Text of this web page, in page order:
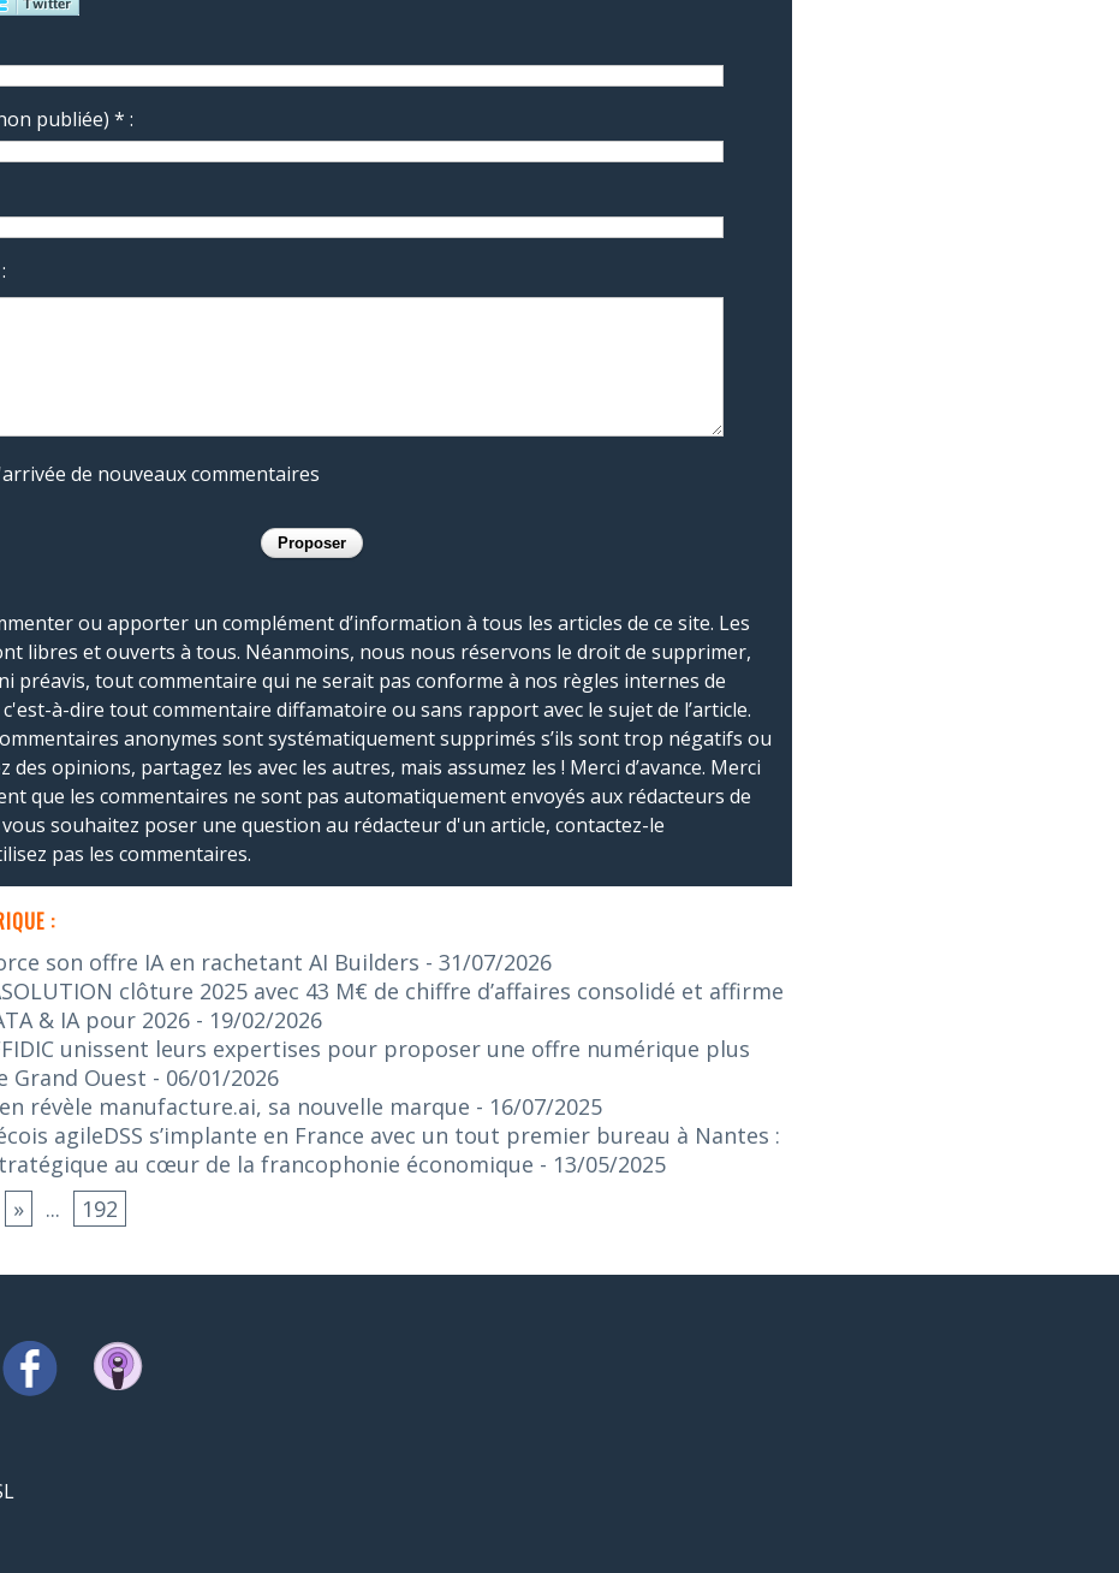
publiée) * :
de nouveaux commentaires
ou apporter un complément d’information à tous les articles de ce site. Les
libres et ouverts à tous. Néanmoins, nous nous réservons le droit de supprimer,
préavis, tout commentaire qui ne serait pas conforme à nos règles internes de
à-dire tout commentaire diffamatoire ou sans rapport avec le sujet de l’article.
anonymes sont systématiquement supprimés s’ils sont trop négatifs ou
des opinions, partagez les avec les autres, mais assumez les ! Merci d’avance. Merci
que les commentaires ne sont pas automatiquement envoyés aux rédacteurs de
vous souhaitez poser une question au rédacteur d'un article, contactez-le
pas les commentaires.
:
son offre IA en rachetant AI Builders - 31/07/2026
clôture 2025 avec 43 M€ de chiffre d’affaires consolidé et affirme
& IA pour 2026 - 19/02/2026
unissent leurs expertises pour proposer une offre numérique plus
Grand Ouest - 06/01/2026
révèle manufacture.ai, sa nouvelle marque - 16/07/2025
agileDSS s’implante en France avec un tout premier bureau à Nantes :
au cœur de la francophonie économique - 13/05/2025
» ... 192